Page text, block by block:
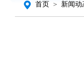
首页 ＞ 新闻动